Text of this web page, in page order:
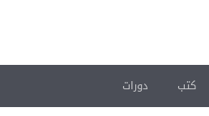
كتب دورات